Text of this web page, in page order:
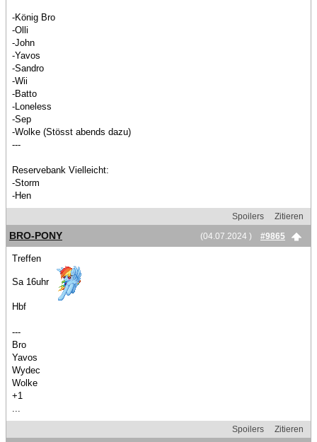
-König Bro
-Olli
-John
-Yavos
-Sandro
-Wii
-Batto
-Loneless
-Sep
-Wolke (Stösst abends dazu)
---
Reservebank Vielleicht:
-Storm
-Hen
Spoilers
Zitieren
(04.07.2024 )
#9865
BRO-PONY
Treffen
Sa 16uhr
Hbf
---
Bro
Yavos
Wydec
Wolke
+1
...
Spoilers
Zitieren